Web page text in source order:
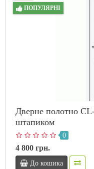
ПОПУЛЯРНІ
Дверне полотно
штапиком
0
4 800 грн.
До кошика